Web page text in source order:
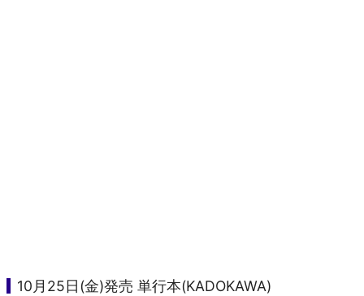
10月25日(金)発売 単行本(KADOKAWA)